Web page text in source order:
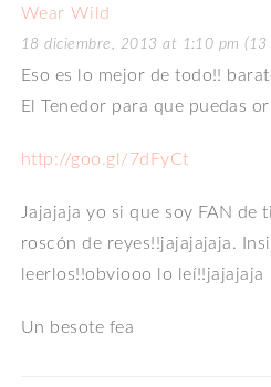
Wear Wild
18 diciembre, 2013 at 1:10 pm (13
Eso es lo mejor de todo!!
El Tenedor para que puedas
http://goo.gl/7dFyCt
Jajajaja yo si que soy FAN de
roscón de reyes!!jajajajaja.
leerlos!!obviooo lo leí!!jajajaja
Un besote fea